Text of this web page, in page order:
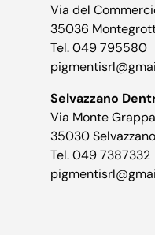
Via del
35036
Tel. 049 795580
Selvazzano
Via Monte
35030
Tel. 049 7387332